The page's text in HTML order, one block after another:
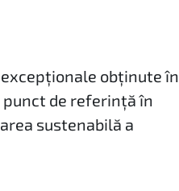
obținute în
de referință în
sustenabilă a